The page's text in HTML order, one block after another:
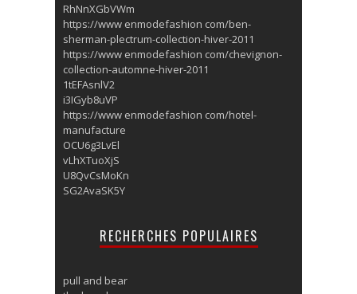
RhNnXGbVWm
https://www enmodefashion com/ben-
sherman-plectrum-collection-hiver-2011
https://www enmodefashion com/chevignon-
collection-automne-hiver-2011
1tEFAsnlV2
i3IGyb8uVP
https://www enmodefashion com/hotel-
manufacture
OCU6g3LvEl
vLhXTuoXjS
U8QvCsMoKn
SG2AvaSK5Y
RECHERCHES POPULAIRES
pull and bear